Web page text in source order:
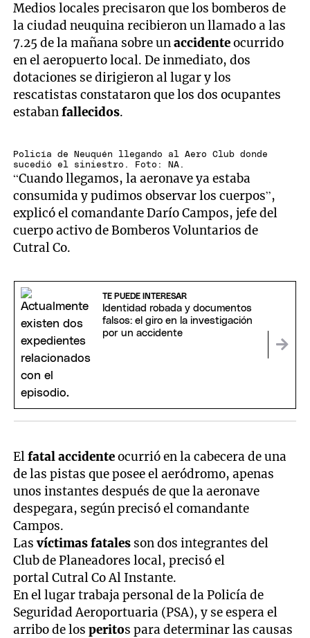
Medios locales precisaron que los bomberos de
la ciudad neuquina recibieron un llamado a las
7.25 de la mañana sobre unaccidenteocurrido
en el aeropuerto local. De inmediato, dos
dotaciones se dirigieron al lugar y los
rescatistas constataron que los dos ocupantes
estabanfallecidos.
Policía de Neuquén llegando al Aero Club donde
sucedió el siniestro. Foto: NA.
“Cuando llegamos, la aeronave ya estaba
consumida y pudimos observar los cuerpos”,
explicó el comandante Darío Campos, jefe del
cuerpo activo de Bomberos Voluntarios de
Cutral Co.
TE PUEDE INTERESAR
Identidad robada y documentos
falsos: el giro en la investigación
por un accidente
Elfatal accidenteocurrió en la cabecera de una
de las pistas que posee el aeródromo, apenas
unos instantes después de que la aeronave
despegara, según precisó el comandante
Campos.
Lasvíctimas fatales son dos integrantes del
Club de Planeadores local, precisó el
portal Cutral Co Al Instante.
En el lugar trabaja personal de la Policía de
Seguridad Aeroportuaria (PSA), y se espera el
arribo de losperitos para determinar las causas